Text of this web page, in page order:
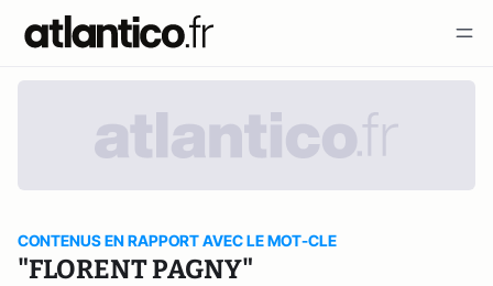
CONTENUS EN RAPPORT AVEC LE MOT-CLE
"FLORENT PAGNY"